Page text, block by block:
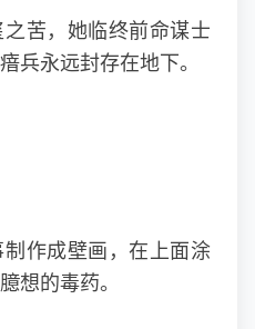
苦，她临终前命谋士
兵永远封存在地下。
作成壁画，在上面涂
想的毒药。